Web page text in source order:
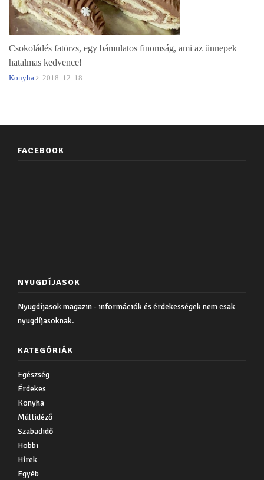
Csokoládés fatörzs, egy bámulatos finomság, ami az ünnepek
hatalmas kedvence!
Konyha 2018. 12. 18.
FACEBOOK
NYUGDÍJASOK
Nyugdíjasok magazin - információk és érdekességek nem csak
nyugdíjasoknak.
KATEGÓRIÁK
Egészség
Érdekes
Konyha
Múltidéző
Szabadidő
Hobbi
Hírek
Egyéb